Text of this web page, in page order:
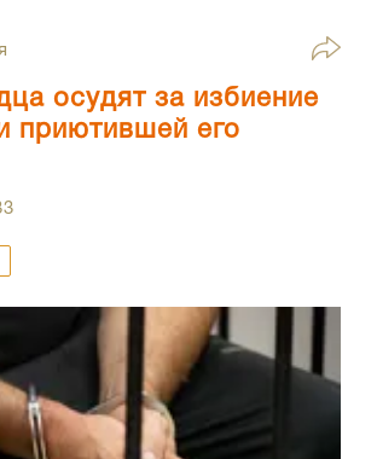
осудят за избиение
приютившей его